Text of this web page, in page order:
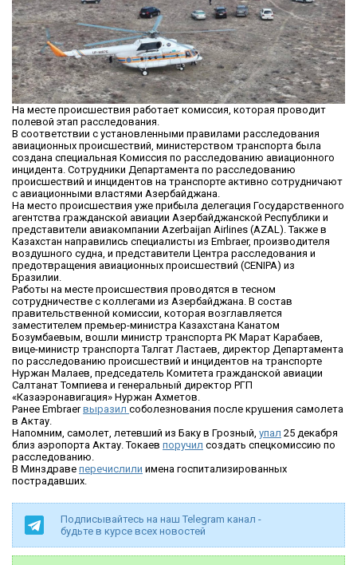
На месте происшествия работает комиссия, которая проводит
полевой этап расследования.
В соответствии с установленными правилами расследования
авиационных происшествий, министерством транспорта была
создана специальная Комиссия по расследованию авиационного
инцидента. Сотрудники Департамента по расследованию
происшествий и инцидентов на транспорте активно сотрудничают
с авиационными властями Азербайджана.
На место происшествия уже прибыла делегация Государственного
агентства гражданской авиации Азербайджанской Республики и
представители авиакомпании Azerbaijan Airlines (AZAL). Также в
Казахстан направились специалисты из Embraer, производителя
воздушного судна, и представители Центра расследования и
предотвращения авиационных происшествий (CENIPA) из
Бразилии.
Работы на месте происшествия проводятся в тесном
сотрудничестве с коллегами из Азербайджана. В состав
правительственной комиссии, которая возглавляется
заместителем премьер-министра Казахстана Канатом
Бозумбаевым, вошли министр транспорта РК Марат Карабаев,
вице-министр транспорта Талгат Ластаев, директор Департамента
по расследованию происшествий и инцидентов на транспорте
Нуржан Малаев, председатель Комитета гражданской авиации
Салтанат Томпиева и генеральный директор РГП
«Казаэронавигация» Нуржан Ахметов.
Ранее Embraerвыразил соболезнования после крушения самолета
в Актау.
Напомним, самолет, летевший из Баку в Грозный, упал 25 декабря
близ аэропорта Актау. Токаев поручил создать спецкомиссию по
расследованию.
В Минздраве перечислили имена госпитализированных
пострадавших.
Подписывайтесь на наш Telegram канал -
будьте в курсе всех новостей